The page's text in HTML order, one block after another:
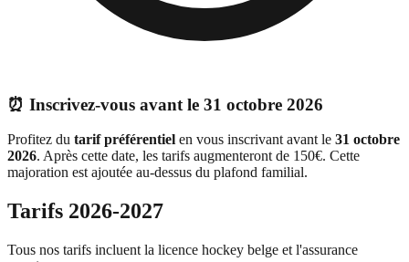
⏰ Inscrivez-vous avant le 31 octobre 2026
Profitez du tarif préférentiel en vous inscrivant avant le 31 octobre
2026. Après cette date, les tarifs augmenteront de 150€. Cette
majoration est ajoutée au-dessus du plafond familial.
Tarifs 2026-2027
Tous nos tarifs incluent la licence hockey belge et l'assurance